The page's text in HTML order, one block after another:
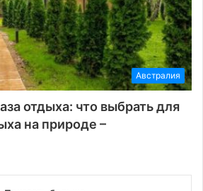
Австралия
отдыха: что выбрать для
на природе –